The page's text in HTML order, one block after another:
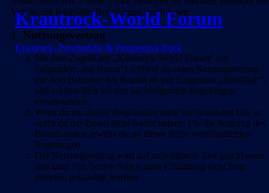
Krautrock-World Forum
Krautrock, Psychedelic & Progressive Rock
Vertrag mit folgenden Regelungen geschlossen:
1. Nutzungsvertrag
Mit dem Zugriff auf „Krautrock-World Forum“ (im
Folgenden „das Board“) schließt du einen Nutzungsvertrag
mit dem Betreiber des Boards ab (im Folgenden „Betreiber“)
und erklärst dich mit den nachfolgenden Regelungen
einverstanden.
Wenn du mit diesen Regelungen nicht einverstanden bist, so
darfst du das Board nicht weiter nutzen. Für die Nutzung des
Boards gelten jeweils die an dieser Stelle veröffentlichten
Regelungen.
Der Nutzungsvertrag wird auf unbestimmte Zeit geschlossen
und kann von beiden Seiten ohne Einhaltung einer Frist
jederzeit gekündigt werden.